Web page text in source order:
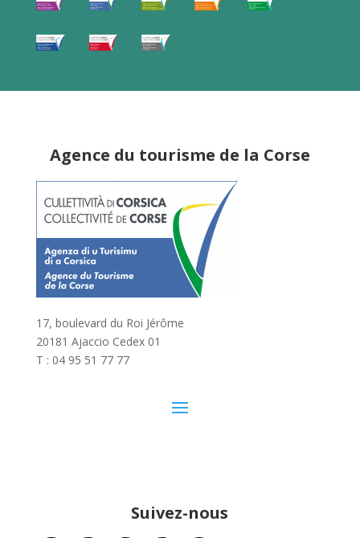
Agence du tourisme de la Corse
17, boulevard du Roi Jérôme
20181 Ajaccio Cedex 01
T : 04 95 51 77 77
Suivez-nous